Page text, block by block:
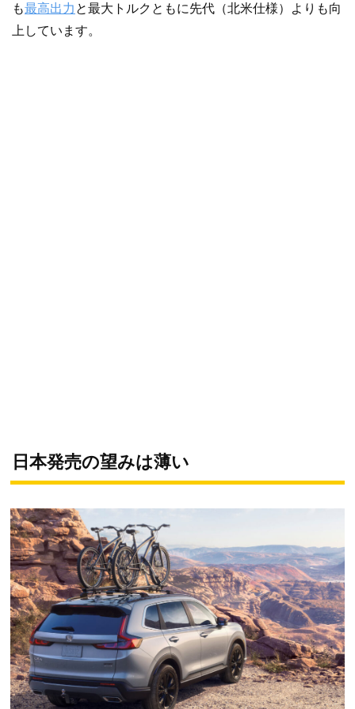
も最高出力 と最大トルクともに先代（北米仕様）よりも向
上しています。
日本発売の望みは薄い